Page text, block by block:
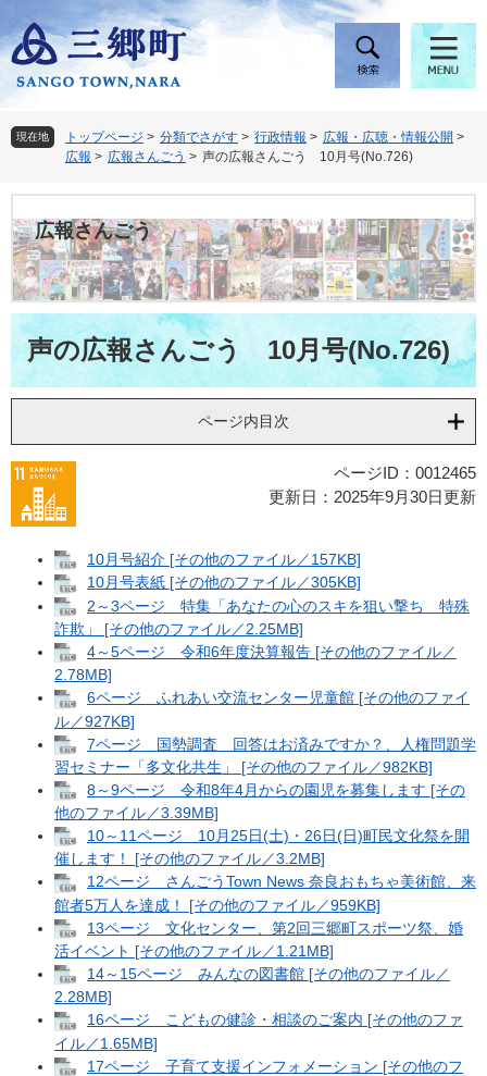
ー
ジ
頭
で
。
ニ
ュ
飛
ば
て
本
文
へ
現在地 トップページ > 分類でさがす > 行政情報 > 広報・広聴・情報公開 >
広報 > 広報さんごう > 声の広報さんごう 10月号(No.726)
広報さんごう
本
文声の広報さんごう 10月号(No.726)
ページ内目次
ページID：0012465
更新日：2025年9月30日更新
10月号紹介 [その他のファイル／157KB]
10月号表紙 [その他のファイル／305KB]
2～3ページ 特集「あなたの心のスキを狙い撃ち 特殊
詐欺」 [その他のファイル／2.25MB]
4～5ページ 令和6年度決算報告 [その他のファイル／
2.78MB]
6ページ ふれあい交流センター児童館 [その他のファイ
ル／927KB]
7ページ 国勢調査 回答はお済みですか？、人権問題学
習セミナー「多文化共生」 [その他のファイル／982KB]
8～9ページ 令和8年4月からの園児を募集します [その
他のファイル／3.39MB]
10～11ページ 10月25日(土)・26日(日)町民文化祭を開
催します！ [その他のファイル／3.2MB]
12ページ さんごうTown News 奈良おもちゃ美術館、来
館者5万人を達成！ [その他のファイル／959KB]
13ページ 文化センター、第2回三郷町スポーツ祭、婚
活イベント [その他のファイル／1.21MB]
14～15ページ みんなの図書館 [その他のファイル／
2.28MB]
16ページ こどもの健診・相談のご案内 [その他のファ
イル／1.65MB]
17ページ 子育て支援インフォメーション [その他のフ